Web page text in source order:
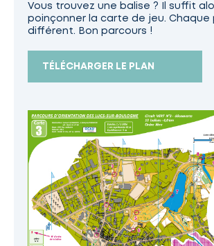
Vous trouvez une balise ? Il suffit
poinçonner la carte de jeu. Chaque
différent. Bon parcours !
TÉLÉCHARGER LE PLAN